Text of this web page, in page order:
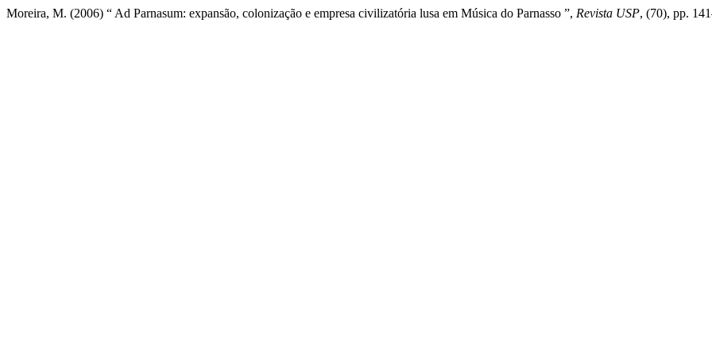
Moreira, M. (2006) “ Ad Parnasum: expansão, colonização e empresa civilizatória lusa em Música do Parnasso ”, Revista USP, (70), pp.